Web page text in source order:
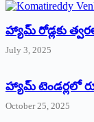
హ్యామ్‌ రోడ్లకు
July 3, 2025
హ్యామ్‌ ‌టెండర్లలో
October 25, 2025